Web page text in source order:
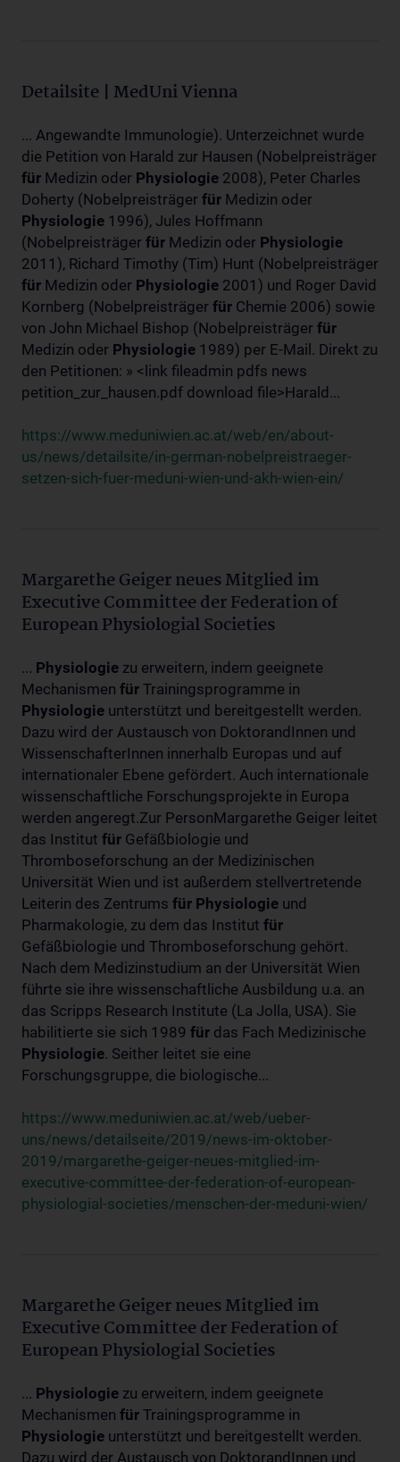
Detailsite | MedUni Vienna
... Angewandte Immunologie). Unterzeichnet wurde
die Petition von Harald zur Hausen (Nobelpreisträger
für Medizin oder Physiologie 2008), Peter Charles
Doherty (Nobelpreisträger für Medizin oder
Physiologie 1996), Jules Hoffmann
(Nobelpreisträger für Medizin oder Physiologie
2011), Richard Timothy (Tim) Hunt (Nobelpreisträger
für Medizin oder Physiologie 2001) und Roger David
Kornberg (Nobelpreisträger für Chemie 2006) sowie
von John Michael Bishop (Nobelpreisträger für
Medizin oder Physiologie 1989) per E-Mail. Direkt zu
den Petitionen: » <link fileadmin pdfs news
petition_zur_hausen.pdf download file>Harald...
https://www.meduniwien.ac.at/web/en/about-
us/news/detailsite/in-german-nobelpreistraeger-
setzen-sich-fuer-meduni-wien-und-akh-wien-ein/
Margarethe Geiger neues Mitglied im
Executive Committee der Federation of
European Physiologial Societies
... Physiologie zu erweitern, indem geeignete
Mechanismen für Trainingsprogramme in
Physiologie unterstützt und bereitgestellt werden.
Dazu wird der Austausch von DoktorandInnen und
WissenschafterInnen innerhalb Europas und auf
internationaler Ebene gefördert. Auch internationale
wissenschaftliche Forschungsprojekte in Europa
werden angeregt.Zur PersonMargarethe Geiger leitet
das Institut für Gefäßbiologie und
Thromboseforschung an der Medizinischen
Universität Wien und ist außerdem stellvertretende
Leiterin des Zentrums für Physiologie und
Pharmakologie, zu dem das Institut für
Gefäßbiologie und Thromboseforschung gehört.
Nach dem Medizinstudium an der Universität Wien
führte sie ihre wissenschaftliche Ausbildung u.a. an
das Scripps Research Institute (La Jolla, USA). Sie
habilitierte sie sich 1989 für das Fach Medizinische
Physiologie. Seither leitet sie eine
Forschungsgruppe, die biologische...
https://www.meduniwien.ac.at/web/ueber-
uns/news/detailseite/2019/news-im-oktober-
2019/margarethe-geiger-neues-mitglied-im-
executive-committee-der-federation-of-european-
physiologial-societies/menschen-der-meduni-wien/
Margarethe Geiger neues Mitglied im
Executive Committee der Federation of
European Physiologial Societies
... Physiologie zu erweitern, indem geeignete
Mechanismen für Trainingsprogramme in
Physiologie unterstützt und bereitgestellt werden.
Dazu wird der Austausch von DoktorandInnen und